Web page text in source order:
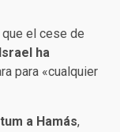
el cese de
Israel ha
para «cualquier
a Hamás,